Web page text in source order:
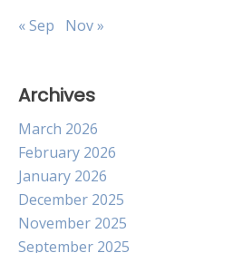
« Sep Nov »
Archives
March 2026
February 2026
January 2026
December 2025
November 2025
September 2025